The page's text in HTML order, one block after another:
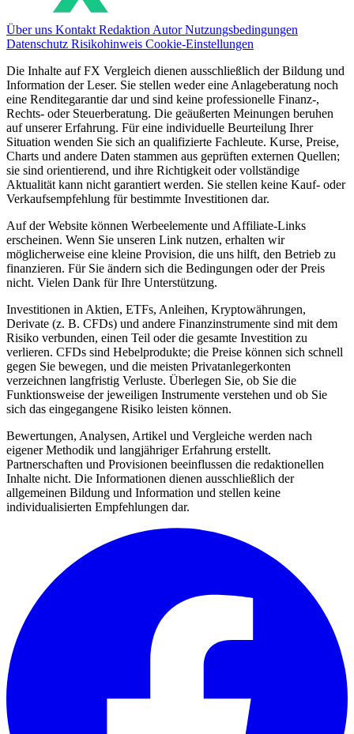
Über uns Kontakt Redaktion AutorNutzungsbedingungen
Datenschutz Risikohinweis Cookie-Einstellungen
Die Inhalte auf FX Vergleich dienen ausschließlich der Bildung und
Information der Leser. Sie stellen weder eine Anlageberatung noch
eine Renditegarantie dar und sind keine professionelle Finanz-,
Rechts- oder Steuerberatung. Die geäußerten Meinungen beruhen
auf unserer Erfahrung. Für eine individuelle Beurteilung Ihrer
Situation wenden Sie sich an qualifizierte Fachleute. Kurse, Preise,
Charts und andere Daten stammen aus geprüften externen Quellen;
sie sind orientierend, und ihre Richtigkeit oder vollständige
Aktualität kann nicht garantiert werden. Sie stellen keine Kauf- oder
Verkaufsempfehlung für bestimmte Investitionen dar.
Auf der Website können Werbeelemente und Affiliate-Links
erscheinen. Wenn Sie unseren Link nutzen, erhalten wir
möglicherweise eine kleine Provision, die uns hilft, den Betrieb zu
finanzieren. Für Sie ändern sich die Bedingungen oder der Preis
nicht. Vielen Dank für Ihre Unterstützung.
Investitionen in Aktien, ETFs, Anleihen, Kryptowährungen,
Derivate (z. B. CFDs) und andere Finanzinstrumente sind mit dem
Risiko verbunden, einen Teil oder die gesamte Investition zu
verlieren. CFDs sind Hebelprodukte; die Preise können sich schnell
gegen Sie bewegen, und die meisten Privatanlegerkonten
verzeichnen langfristig Verluste. Überlegen Sie, ob Sie die
Funktionsweise der jeweiligen Instrumente verstehen und ob Sie
sich das eingegangene Risiko leisten können.
Bewertungen, Analysen, Artikel und Vergleiche werden nach
eigener Methodik und langjähriger Erfahrung erstellt.
Partnerschaften und Provisionen beeinflussen die redaktionellen
Inhalte nicht. Die Informationen dienen ausschließlich der
allgemeinen Bildung und Information und stellen keine
individualisierten Empfehlungen dar.